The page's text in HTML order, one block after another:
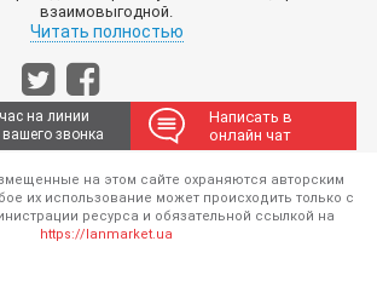
взаимовыгодной.
Читать полностью
на линии
звонка
Написать в
онлайн чат
на этом сайте охраняются авторским
их использование может происходить только с
ресурса и обязательной ссылкой на
https://lanmarket.ua